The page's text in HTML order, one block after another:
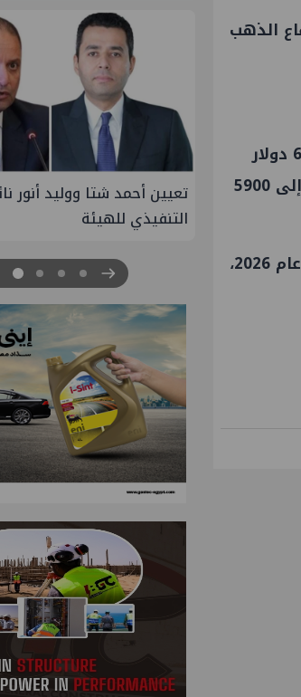
الذهب
بينما رفع "يو بي إس" توقعاته للذهب نهاية الشهر الماضي إلى 6200 دولار
للأونصة لأشهر مارس ويونيو وسبتمبر 2026، ويتوقع أن يصل سعرها إلى 5900
وتوقع "دويتشه بنك" ارتفاع سعر الذهب إلى 6000 دولار للأونصة في عام 2026،
تعيين أحمد شتا ووليد أنور نائبين للرئيس
التنفيذي للهيئة